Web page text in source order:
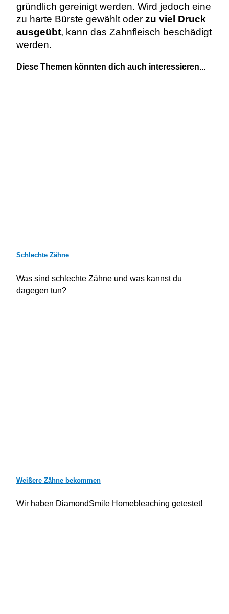
gründlich gereinigt werden. Wird jedoch eine
zu harte Bürste gewählt oder zu viel Druck
ausgeübt, kann das Zahnfleisch beschädigt
werden.
Diese Themen könnten dich auch interessieren...
Schlechte Zähne
Was sind schlechte Zähne und was kannst du
dagegen tun?
Weißere Zähne bekommen
Wir haben DiamondSmile Homebleaching getestet!